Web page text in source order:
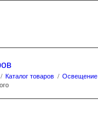
/ Каталог товаров / Освещение